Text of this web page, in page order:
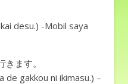
desu.) -Mobil saya
ます。
de gakkou ni ikimasu.) –